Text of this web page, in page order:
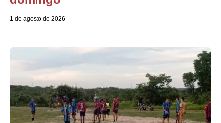
1 de agosto de 2026